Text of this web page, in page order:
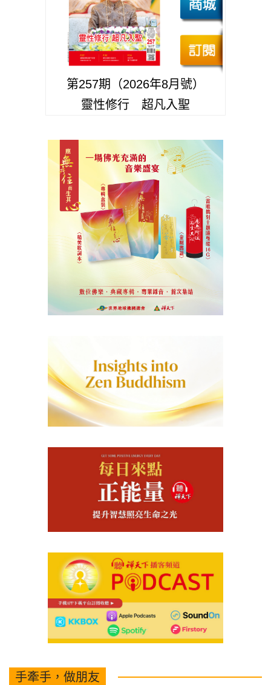
第257期（2026年8月號）
靈性修行 超凡入聖
手牽手，做朋友